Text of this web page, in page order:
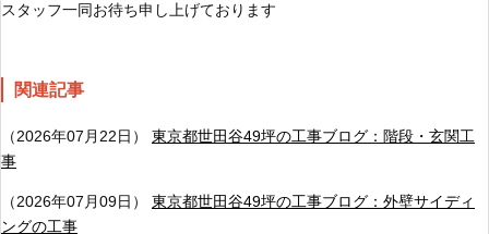
スタッフ一同お待ち申し上げております
関連記事
（2026年07月22日） 東京都世田谷49坪の工事ブログ：階段・玄関工
事
（2026年07月09日） 東京都世田谷49坪の工事ブログ：外壁サイディ
ングの工事